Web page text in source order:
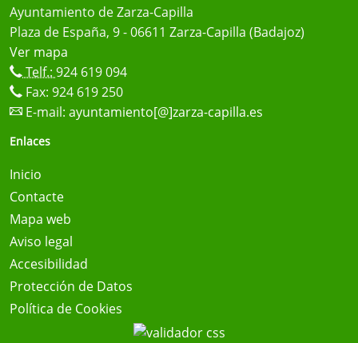
Ayuntamiento de Zarza-Capilla
Plaza de España, 9 - 06611 Zarza-Capilla (Badajoz)
Ver mapa
Telf.: 924 619 094
Fax: 924 619 250
E-mail: ayuntamiento[@]zarza-capilla.es
Enlaces
Inicio
Contacte
Mapa web
Aviso legal
Accesibilidad
Protección de Datos
Política de Cookies